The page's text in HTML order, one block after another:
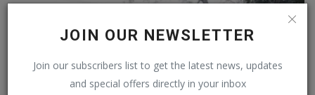
JOIN OUR NEWSLETTER
Join our subscribers list to get the latest news, updates
and special offers directly in your inbox